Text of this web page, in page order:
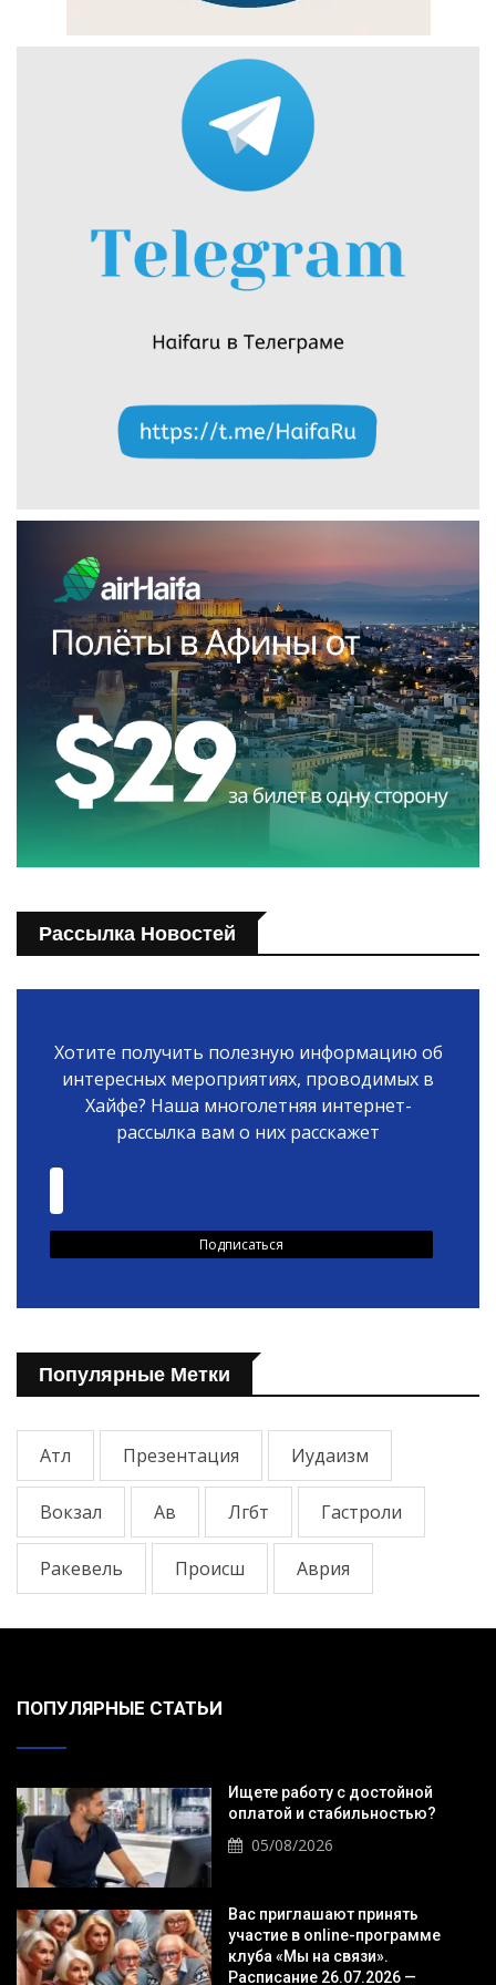
Рассылка Новостей
Хотите получить полезную информацию об
интересных мероприятиях, проводимых в
Хайфе? Наша многолетняя интернет-
рассылка вам о них расскажет
Популярные Метки
Атл Презентация Иудаизм
Вокзал Ав Лгбт Гастроли
Ракевель Происш Аврия
ПОПУЛЯРНЫЕ СТАТЬИ
Ищете работу с достойной
оплатой и стабильностью?
05/08/2026
Вас приглашают принять
участие в online-программе
клуба «Мы на связи».
Расписание 26.07.2026 —